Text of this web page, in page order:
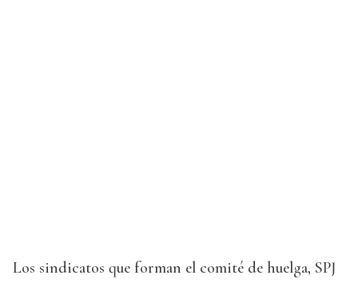
Los sindicatos que forman el comité de huelga, SPJ